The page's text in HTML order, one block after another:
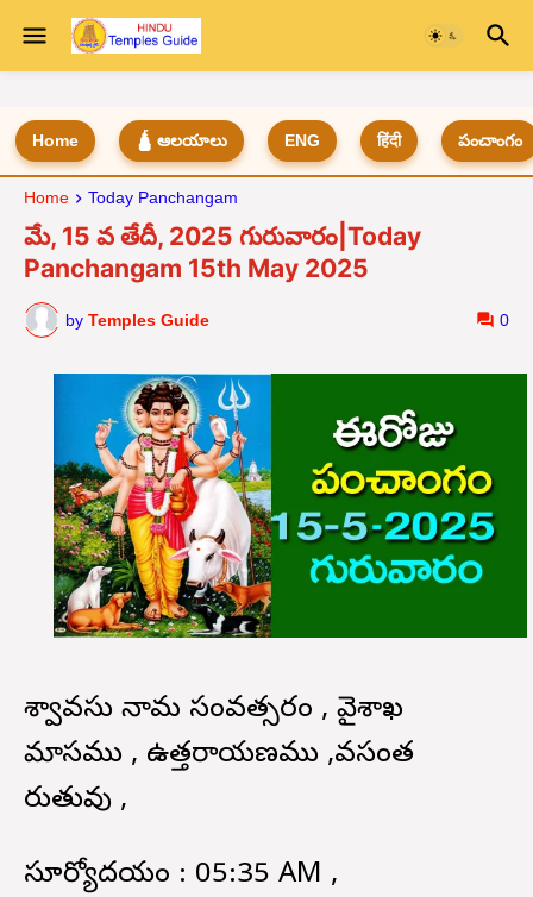
Home 🛕 ఆలయాలు ENG हिंदी పంచాంగం
Home Today Panchangam
మే, 15 వ తేదీ, 2025 గురువారం|Today
Panchangam 15th May 2025
by Temples Guide 0
విశ్వావసు నామ సంవత్సరం , వైశాఖ
మాసము , ఉత్తరాయణము ,వసంత
రుతువు ,
సూర్యోదయం : 05:35 AM ,